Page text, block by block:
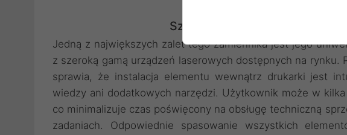
Szeroka kompatybilność i
Jedną z największych zalet tego zamiennika jest jego
z szeroką gamą urządzeń laserowych dostępnych na rynku.
sprawia, że instalacja elementu wewnątrz drukarki jest
wiedzy ani dodatkowych narzędzi. Użytkownik może w
co minimalizuje czas poświęcony na obsługę techniczną
zadaniach. Odpowiednie spasowanie wszystkich